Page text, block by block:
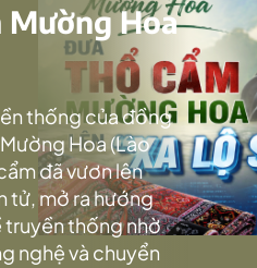
Hoa
thống của đồng
Hoa (Lào
đã vươn lên
tử, mở ra hướng
truyền thống nhờ
nghệ và chuyển